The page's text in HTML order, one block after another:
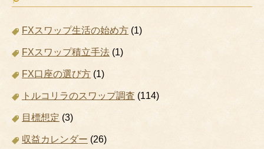
FXスワップ生活の始め方 (1)
FXスワップ積立手法 (1)
FX口座の選び方 (1)
トルコリラのスワップ調査 (114)
目標想定 (3)
収益カレンダー (26)